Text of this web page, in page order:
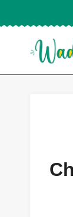
to
content